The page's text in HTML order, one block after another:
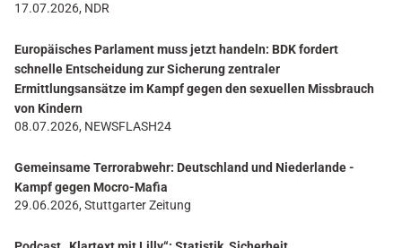
17.07.2026, NDR
Europäisches Parlament muss jetzt handeln: BDK fordert
schnelle Entscheidung zur Sicherung zentraler
Ermittlungsansätze im Kampf gegen den sexuellen Missbrauch
von Kindern
08.07.2026, NEWSFLASH24
Gemeinsame Terrorabwehr: Deutschland und Niederlande -
Kampf gegen Mocro-Mafia
29.06.2026, Stuttgarter Zeitung